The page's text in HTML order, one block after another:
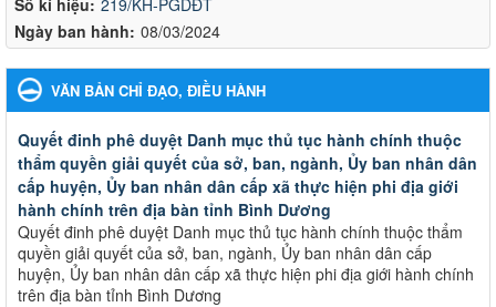
Ngày ban hành: 08/03/2024
VĂN BẢN CHỈ ĐẠO, ĐIỀU HÀNH
Quyết đinh phê duyệt Danh mục thủ tục hành chính thuộc
thẩm quyền giải quyết của sở, ban, ngành, Ủy ban nhân dân
cấp huyện, Ủy ban nhân dân cấp xã thực hiện phi địa giới
hành chính trên địa bàn tỉnh Bình Dương
Quyết đinh phê duyệt Danh mục thủ tục hành chính thuộc thẩm
quyền giải quyết của sở, ban, ngành, Ủy ban nhân dân cấp
huyện, Ủy ban nhân dân cấp xã thực hiện phi địa giới hành chính
trên địa bàn tỉnh Bình Dương